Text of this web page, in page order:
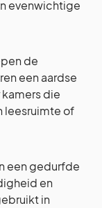
evenwichtige
de
een aardse
die
leesruimte of
een gedurfde
en
in